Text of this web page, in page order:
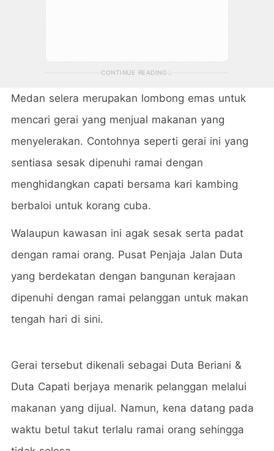
CONTINUE READING
Medan selera merupakan lombong emas untuk
mencari gerai yang menjual makanan yang
menyelerakan. Contohnya seperti gerai ini yang
sentiasa sesak dipenuhi ramai dengan
menghidangkan capati bersama kari kambing
berbaloi untuk korang cuba.
Walaupun kawasan ini agak sesak serta padat
dengan ramai orang. Pusat Penjaja Jalan Duta
yang berdekatan dengan bangunan kerajaan
dipenuhi dengan ramai pelanggan untuk makan
tengah hari di sini.
Gerai tersebut dikenali sebagai Duta Beriani &
Duta Capati berjaya menarik pelanggan melalui
makanan yang dijual. Namun, kena datang pada
waktu betul takut terlalu ramai orang sehingga